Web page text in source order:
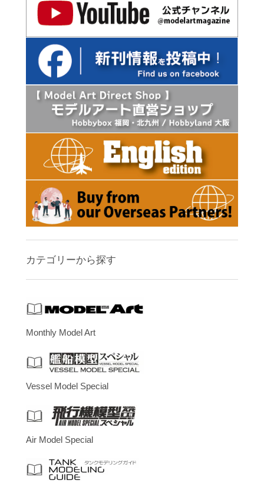
カテゴリーから探す
Monthly Model Art
Vessel Model Special
Air Model Special